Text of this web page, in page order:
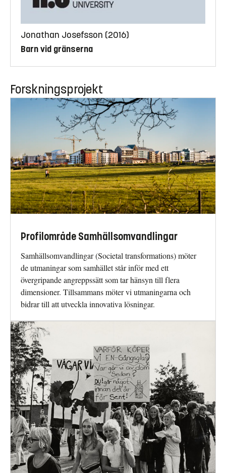
Jonathan Josefsson (2016)
Barn vid gränserna
Forskningsprojekt
Profilområde Samhällsomvandlingar
Samhällsomvandlingar (Societal transformations) möter
de utmaningar som samhället står inför med ett
övergripande angreppssätt som tar hänsyn till flera
dimensioner. Tillsammans möter vi utmaningarna och
bidrar till att utveckla innovativa lösningar.